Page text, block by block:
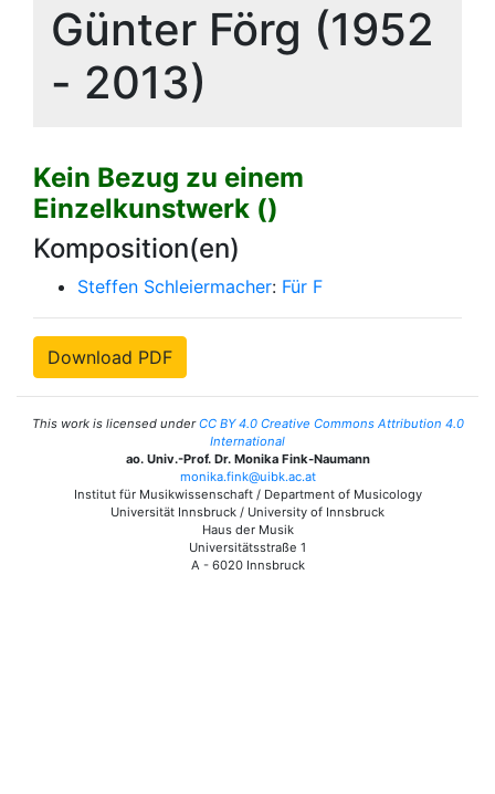
Günter Förg (1952
- 2013)
Kein Bezug zu einem
Einzelkunstwerk ()
Komposition(en)
Steffen Schleiermacher: Für F
Download PDF
This work is licensed underCC BY 4.0 Creative Commons Attribution 4.0
International
ao. Univ.-Prof. Dr. Monika Fink-Naumann
monika.fink@uibk.ac.at
Institut für Musikwissenschaft / Department of Musicology
Universität Innsbruck / University of Innsbruck
Haus der Musik
Universitätsstraße 1
A - 6020 Innsbruck